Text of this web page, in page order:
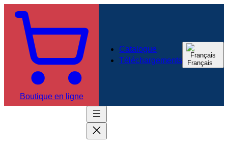
contenu
Boutique en ligne
Catalogue
Téléchargements
Français